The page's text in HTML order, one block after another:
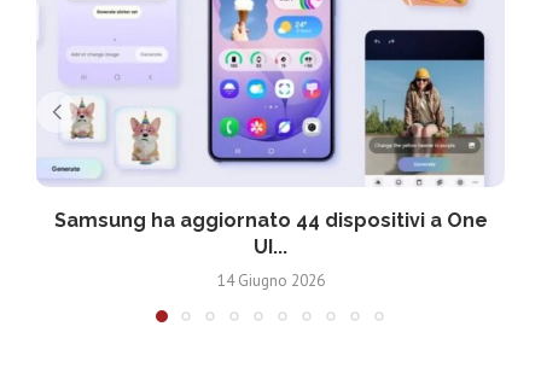
Samsung ha aggiornato 44 dispositivi a One
UI...
14 Giugno 2026